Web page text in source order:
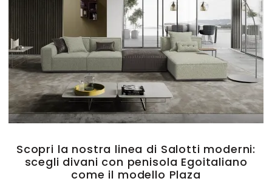
Scopri la nostra linea di Salotti moderni:
scegli divani con penisola Egoitaliano
come il modello Plaza